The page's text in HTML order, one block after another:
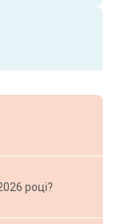
році?